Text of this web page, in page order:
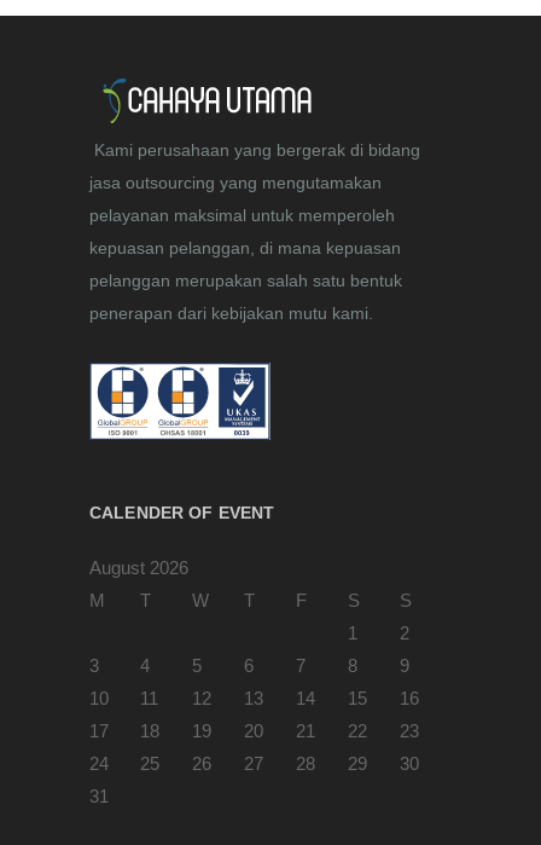
Kami perusahaan yang bergerak di bidang
jasa outsourcing yang mengutamakan
pelayanan maksimal untuk memperoleh
kepuasan pelanggan, di mana kepuasan
pelanggan merupakan salah satu bentuk
penerapan dari kebijakan mutu kami.
CALENDER OF EVENT
August 2026
M
T W T F S
S
1
2
3
4 5 6 7 8
9
10
11 12 13 14 15
16
17
18 19 20 21 22
23
24
25 26 27 28 29
30
31